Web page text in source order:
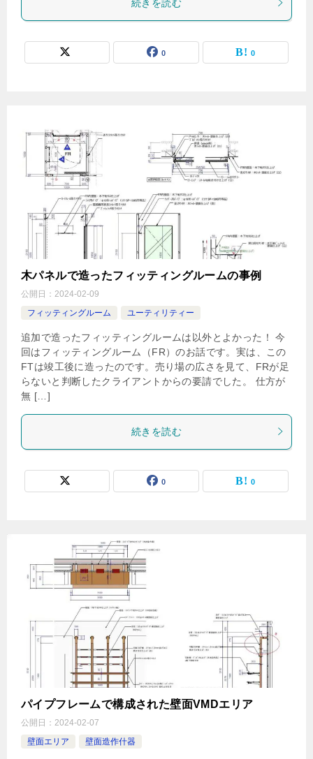
続きを読む
0 0
木パネルで造ったフィッティングルームの事例
公開日： 2024-02-09
フィッティングルーム
ユーティリティー
追加で造ったフィッティングルームは以外とよかった！ 今
回はフィッティングルーム（FR）のお話です。実は、この
FTは竣工後に造ったのです。売り場の広さを見て、FRが足
らないと判断したクライアントからの要請でした。 仕方が
無 […]
続きを読む
0 0
パイプフレームで構成された壁面VMDエリア
公開日： 2024-02-07
壁面エリア
壁面造作什器